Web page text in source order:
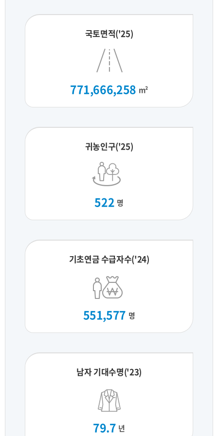
국토면적('25)
771,666,258 m²
귀농인구('25)
522 명
기초연금 수급자수('24)
551,577 명
남자 기대수명('23)
79.7 년